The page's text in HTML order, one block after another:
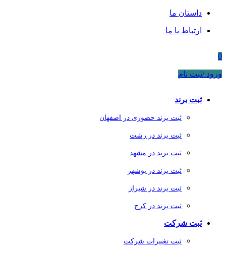
داستان ما
ارتباط با ما
0
ورود /ثبت نام
ثبت برند
ثبت برند حضوری در اصفهان
ثبت برند در رشت
ثبت برند در مشهد
ثبت برند در بوشهر
ثبت برند در شیراز
ثبت برند در کرج
ثبت شرکت
ثبت تغییرات شرکت